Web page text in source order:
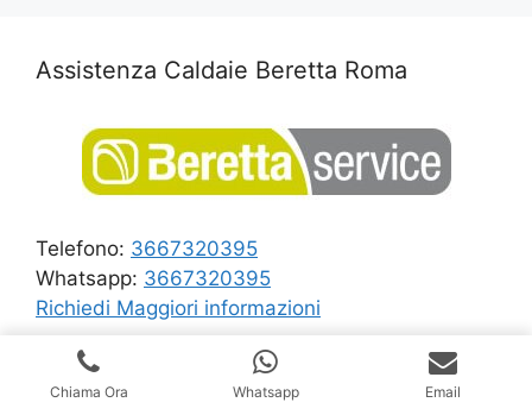
Assistenza Caldaie Beretta Roma
Telefono: 3667320395
Whatsapp: 3667320395
Richiedi Maggiori informazioni
Ricerca
per:
Chiama Ora Whatsapp Email